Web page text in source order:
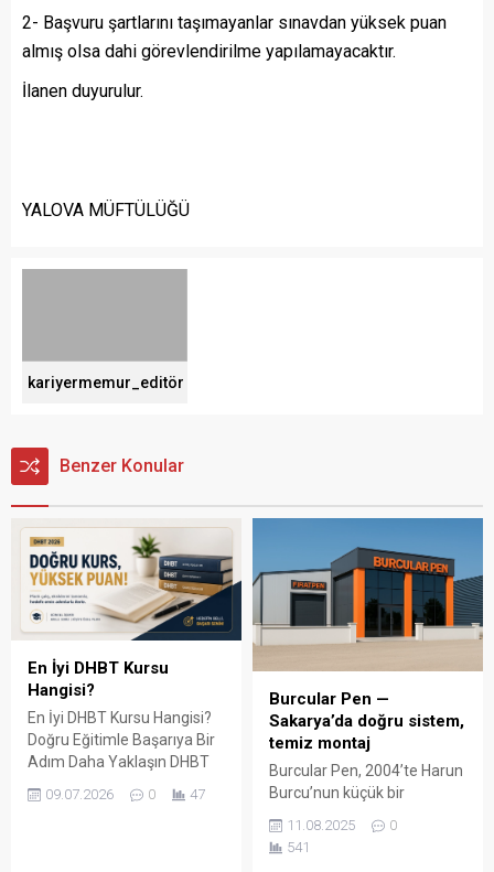
2- Başvuru şartlarını taşımayanlar sınavdan yüksek puan
almış olsa dahi görevlendirilme yapılamayacaktır.
İlanen duyurulur.
YALOVA MÜFTÜLÜĞÜ
kariyermemur_editör
Benzer Konular
En İyi DHBT Kursu
Hangisi?
En İyi DHBT Kursu Hangisi?
Doğru Eğitimle Başarıya Bir
Adım Daha Yaklaşın DHBT
(Din Hizmetleri Alan Bilgisi
Testi), Diyanet İşleri
09.07.2026 0 47
Burcular Pen —
Sakarya’da doğru sistem,
temiz montaj
Burcular Pen, 2004’te Harun
Burcu’nun küçük bir
atölyede attığı adımla
başladı; bugün Serdivan’daki
147 m² showroomu ve 750
11.08.2025
0
541